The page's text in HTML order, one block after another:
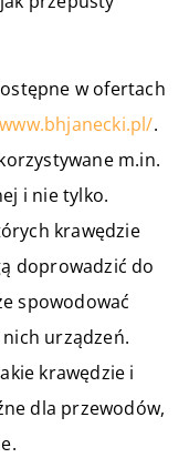
w ofertach
.
m.in.
i nie tylko.
krawędzie
doprowadzić do
spowodować
urządzeń.
krawędzie i
dla przewodów,